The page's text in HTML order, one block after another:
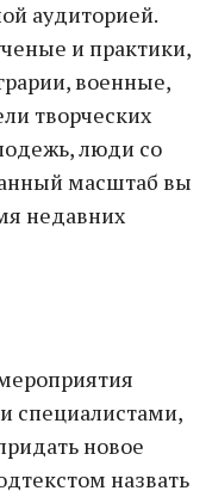
аудиторией.
и практики,
военные,
творческих
люди со
масштаб вы
недавних
специалистами,
новое
назвать